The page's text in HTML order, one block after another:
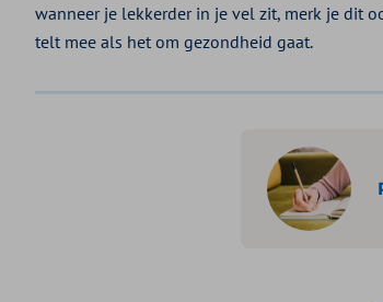
wanneer je lekkerder in je vel zit, merk je dit
telt mee als het om gezondheid gaat.